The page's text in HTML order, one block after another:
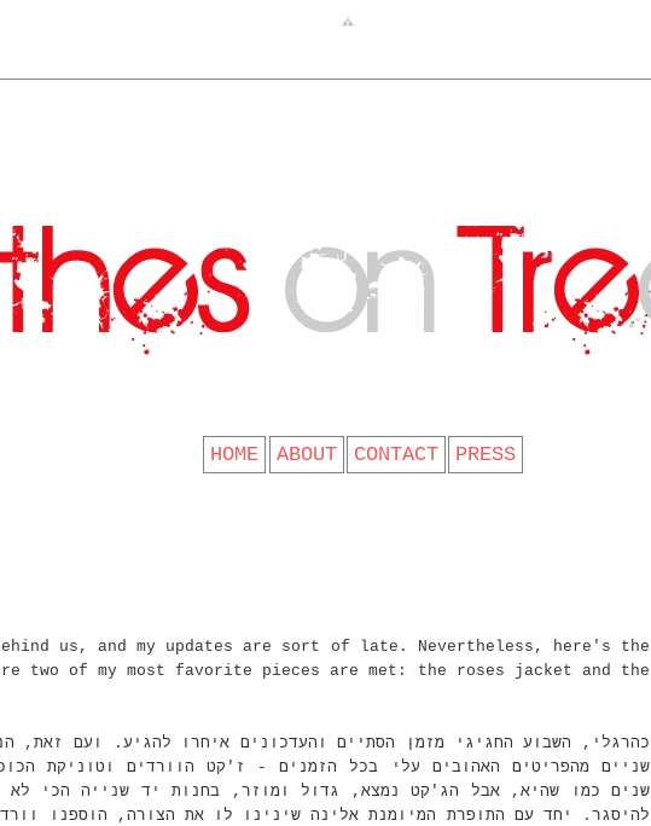
HOME ABOUT CONTACT PRESS
us, and my updates are sort of late. Nevertheless, here's the
two of my most favorite pieces are met: the roses jacket and the
כהרגלי, השבוע החגיגי מזמן הסתיים והעדכונים איחרו להגיע. ועם זאת,
שניים מהפריטים האהובים עלי בכל הזמנים - ז'קט הוורדים וטוניקת
שנים כמו שהיא, אבל הג'קט נמצא, גדול ומוזר, בחנות יד שנייה הכי לא
להיסגר. יחד עם התופרת המיומנת אלינה שינינו לו את הצורה, הוספנו